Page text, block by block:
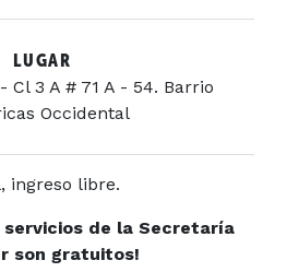
LUGAR
Cl 3 A # 71 A - 54. Barrio
Occidental
ingreso libre.
servicios de la Secretaría
son gratuitos!